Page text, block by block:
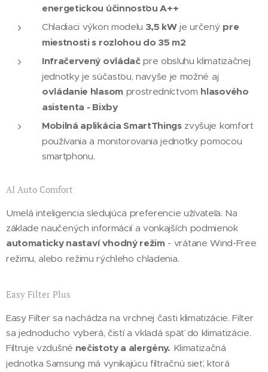
energetickou účinnosťou A++
Chladiaci výkon modelu 3,5 kWje určený pre
miestnosti s rozlohou do 35 m2
Infračervený ovládačpre obsluhu klimatizačnej
jednotky je súčasťou, navyše je možné aj
ovládanie hlasomprostredníctvom hlasového
asistenta - Bixby
Mobilná aplikácia SmartThingszvyšuje komfort
používania a monitorovania jednotky pomocou
smartphonu.
AI Auto Comfort
Umelá inteligencia sledujúca preferencie užívateľa. Na
základe naučených informácií a vonkajších podmienok
automaticky nastaví vhodný režim- vrátane Wind-Free
režimu, alebo režimu rýchleho chladenia.
Easy Filter Plus
Easy Filter sa nachádza na vrchnej časti klimatizácie. Filter
sa jednoducho vyberá, čistí a vkladá späť do klimatizácie.
Filtruje vzdušné nečistoty a alergény. Klimatizačná
jednotka Samsung má vynikajúcu filtračnú sieť, ktorá